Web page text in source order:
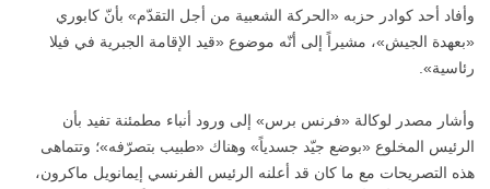
وأفاد أحد كوادر حزبه «الحركة الشعبية من أجل التقدّم» بأنّ كابوري
«بعهدة الجيش»، مشيراً إلى أنّه موضوع «قيد الإقامة الجبرية في فيلا
رئاسية».
وأشار مصدر لوكالة «فرنس برس» إلى ورود أنباء مطمئنة تفيد بأن
الرئيس المخلوع «بوضع جيّد جسدياً» وهناك «طبيب بتصرّفه»؛ وتتماهى
هذه التصريحات مع ما كان قد أعلنه الرئيس الفرنسي إيمانويل ماكرون،